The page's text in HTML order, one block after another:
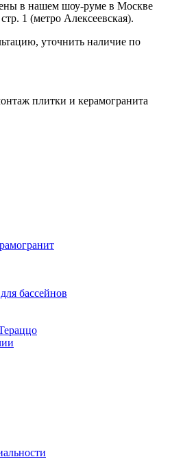
в нашем шоу-руме в Москве
1 (метро Алексеевская).
уточнить наличие по
плитки и керамогранита
бассейнов